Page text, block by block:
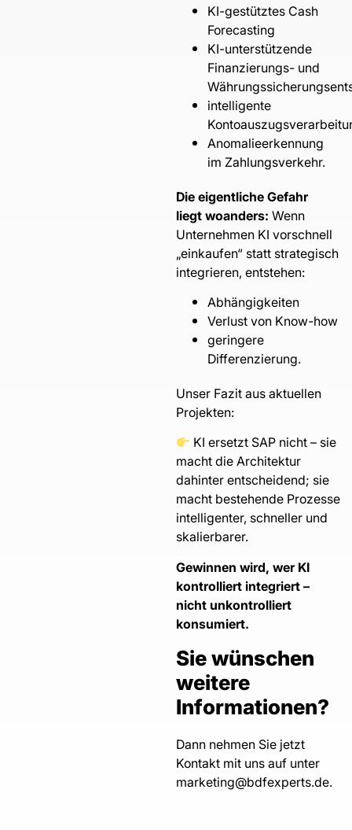
KI-gestütztes Cash
Forecasting
KI-unterstützende
Finanzierungs- und
intelligente
Anomalieerkennung
im Zahlungsverkehr.
Die eigentliche Gefahr
liegt woanders: Wenn
Unternehmen KI vorschnell
„einkaufen“ statt strategisch
integrieren, entstehen:
Abhängigkeiten
Verlust von Know-how
geringere
Differenzierung.
Unser Fazit aus aktuellen
Projekten:
KI ersetzt SAP nicht – sie
macht die Architektur
dahinter entscheidend; sie
macht bestehende Prozesse
intelligenter, schneller und
skalierbarer.
Gewinnen wird, wer KI
kontrolliert integriert –
nicht unkontrolliert
konsumiert.
Sie wünschen
weitere
Informationen?
Dann nehmen Sie jetzt
Kontakt mit uns auf unter
marketing@bdfexperts.de.